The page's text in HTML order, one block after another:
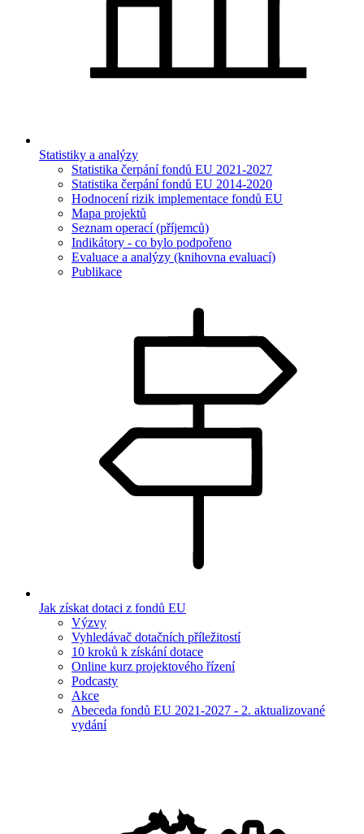
Statistiky a analýzy
Statistika čerpání fondů EU 2021-2027
Statistika čerpání fondů EU 2014-2020
Hodnocení rizik implementace fondů EU
Mapa projektů
Seznam operací (příjemců)
Indikátory - co bylo podpořeno
Evaluace a analýzy (knihovna evaluací)
Publikace
Jak získat dotaci z fondů EU
Výzvy
Vyhledávač dotačních příležitostí
10 kroků k získání dotace
Online kurz projektového řízení
Podcasty
Akce
Abeceda fondů EU 2021-2027 - 2. aktualizované
vydání